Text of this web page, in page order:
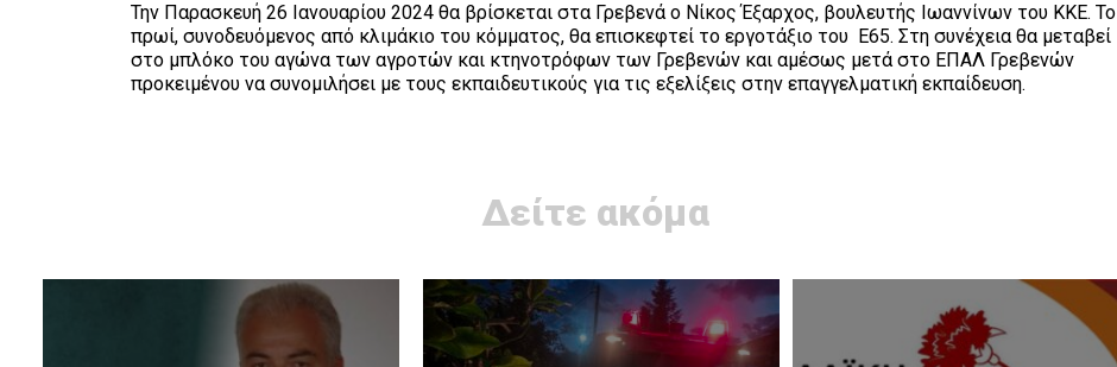
Την Παρασκευή 26 Ιανουαρίου 2024 θα βρίσκεται στα Γρεβενά ο Νίκος Έξαρχος, βουλευτής Ιωαννίνων του ΚΚΕ. Το
πρωί, συνοδευόμενος από κλιμάκιο του κόμματος, θα επισκεφτεί το εργοτάξιο του Ε65. Στη συνέχεια θα μεταβεί
στο μπλόκο του αγώνα των αγροτών και κτηνοτρόφων των Γρεβενών και αμέσως μετά στο ΕΠΑΛ Γρεβενών
προκειμένου να συνομιλήσει με τους εκπαιδευτικούς για τις εξελίξεις στην επαγγελματική εκπαίδευση.
Δείτε ακόμα